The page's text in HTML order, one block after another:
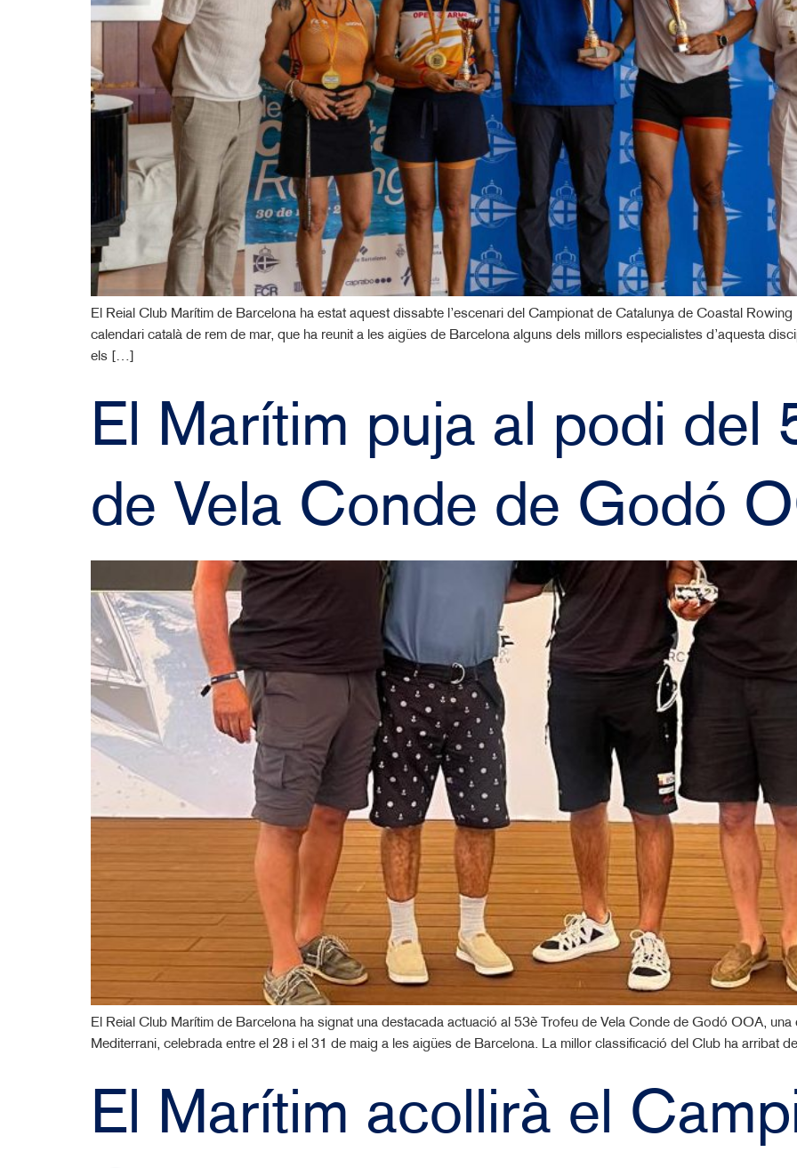
El Reial Club Marítim de Barcelona ha estat aquest dissabte l’escenari del Campionat de Catalunya de Coastal
calendari català de rem de mar, que ha reunit a les aigües de Barcelona alguns dels millors especialistes d’aquesta
els […]
El Marítim puja al podi del
de Vela Conde de Godó
El Reial Club Marítim de Barcelona ha signat una destacada actuació al 53è Trofeu de Vela Conde de Godó OOA,
Mediterrani, celebrada entre el 28 i el 31 de maig a les aigües de Barcelona. La millor classificació del Club ha arribat
El Marítim acollirà el